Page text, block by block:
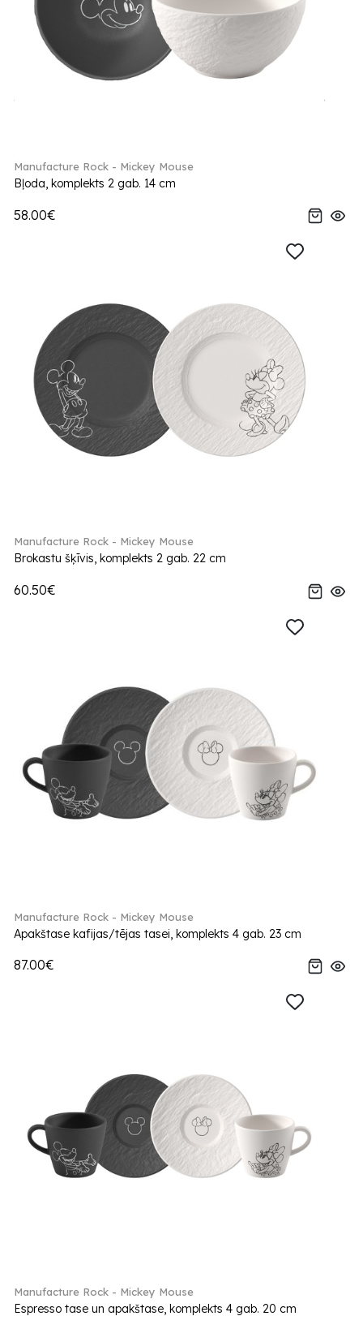
Manufacture Rock - Mickey Mouse
Bļoda, komplekts 2 gab. 14 cm
58.00€
Manufacture Rock - Mickey Mouse
Brokastu šķīvis, komplekts 2 gab. 22 cm
60.50€
Manufacture Rock - Mickey Mouse
Apakštase kafijas/tējas tasei, komplekts 4 gab. 23 cm
87.00€
Manufacture Rock - Mickey Mouse
Espresso tase un apakštase, komplekts 4 gab. 20 cm